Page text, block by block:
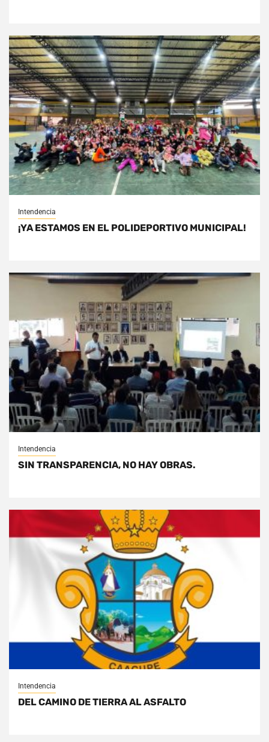
Intendencia
¡YA ESTAMOS EN EL POLIDEPORTIVO MUNICIPAL!
Intendencia
SIN TRANSPARENCIA, NO HAY OBRAS.
Intendencia
DEL CAMINO DE TIERRA AL ASFALTO